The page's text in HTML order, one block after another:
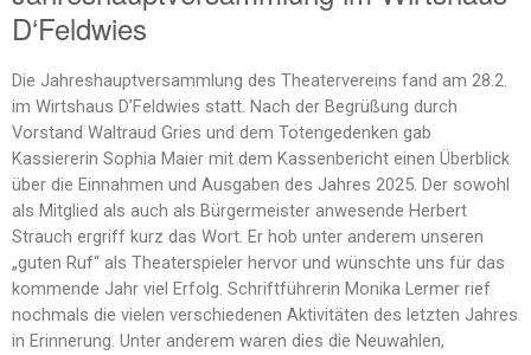
D‘Feldwies
Die Jahreshauptversammlung des Theatervereins fand am 28.2.
im Wirtshaus D’Feldwies statt. Nach der Begrüßung durch
Vorstand Waltraud Gries und dem Totengedenken gab
Kassiererin Sophia Maier mit dem Kassenbericht einen Überblick
über die Einnahmen und Ausgaben des Jahres 2025. Der sowohl
als Mitglied als auch als Bürgermeister anwesende Herbert
Strauch ergriff kurz das Wort. Er hob unter anderem unseren
„guten Ruf“ als Theaterspieler hervor und wünschte uns für das
kommende Jahr viel Erfolg. Schriftführerin Monika Lermer rief
nochmals die vielen verschiedenen Aktivitäten des letzten Jahres
in Erinnerung. Unter anderem waren dies die Neuwahlen,